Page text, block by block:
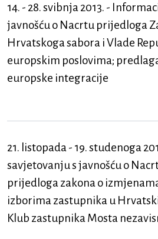
14. - 28. svibnja 2013. -
javnošću o Nacrtu prijedloga
Hrvatskoga sabora i Vlade
europskim poslovima;
europske integracije
21. listopada - 19. studenoga
savjetovanju s javnošću o
prijedloga zakona o
izborima zastupnika u
Klub zastupnika Mosta